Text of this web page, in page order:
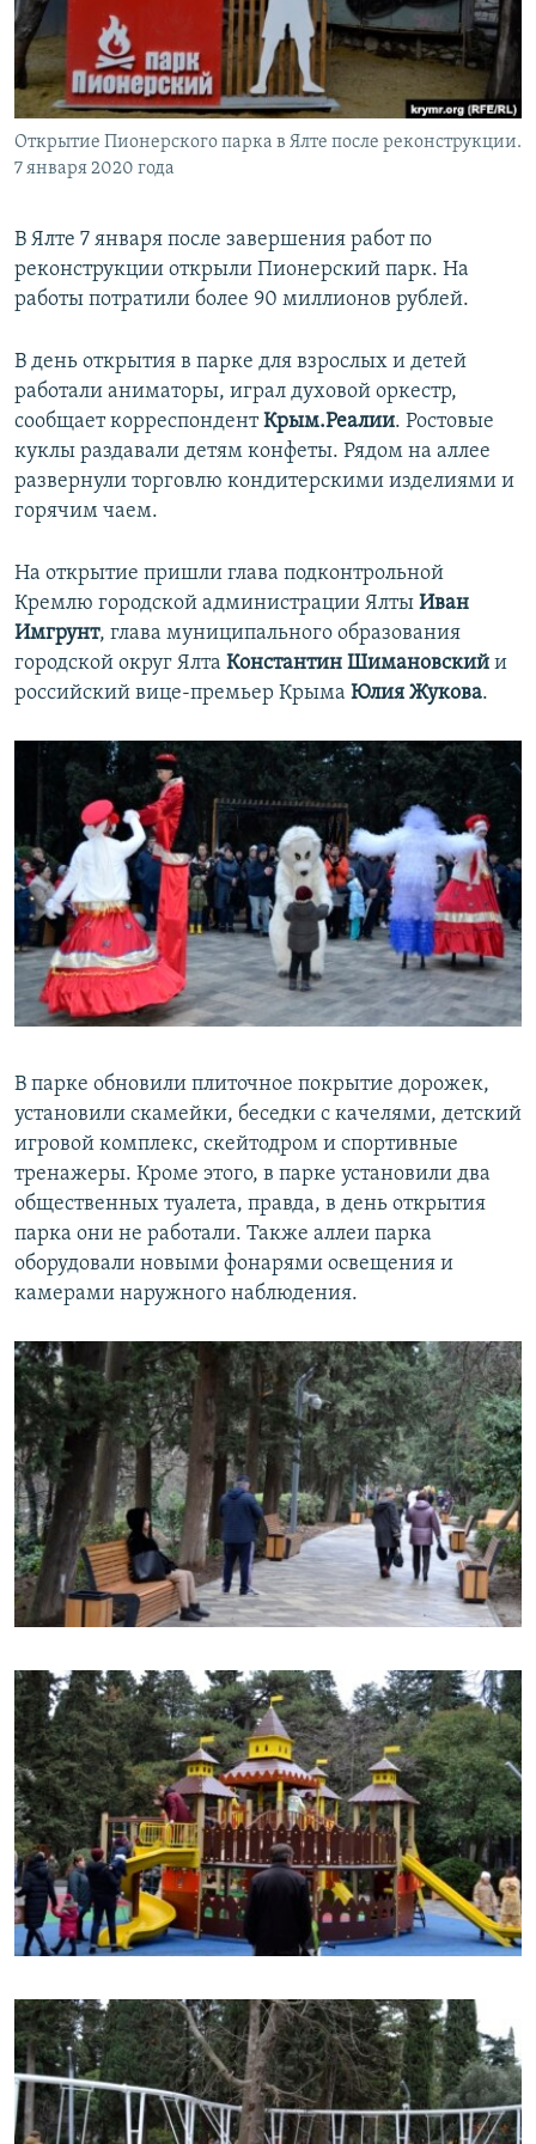
ПОБЕДИТЕЛЕЙ НЕ СУДЯТ?
КРЫМ.НЕПОКОРЕННЫЙ
ELIFBE
УКРАИНСКАЯ ПРОБЛЕМА КРЫМА
ПРИСОЕДИНЯЙТЕСЬ!
Все сайты RFE/RL
Открытие Пионерского парка в Ялте после реконструкции.
7 января 2020 года
В Ялте 7 января после завершения работ по
реконструкции открыли Пионерский парк. На
работы потратили более 90 миллионов рублей.
В день открытия в парке для взрослых и детей
работали аниматоры, играл духовой оркестр,
сообщает корреспондентКрым.Реалии. Ростовые
куклы раздавали детям конфеты. Рядом на аллее
развернули торговлю кондитерскими изделиями и
горячим чаем.
На открытие пришли глава подконтрольной
Кремлю городской администрации Ялты Иван
Имгрунт, глава муниципального образования
городской округ Ялта Константин Шимановский и
российский вице-премьер Крыма Юлия Жукова.
В парке обновили плиточное покрытие дорожек,
установили скамейки, беседки с качелями, детский
игровой комплекс, скейтодром и спортивные
тренажеры. Кроме этого, в парке установили два
общественных туалета, правда, в день открытия
парка они не работали. Также аллеи парка
оборудовали новыми фонарями освещения и
камерами наружного наблюдения.